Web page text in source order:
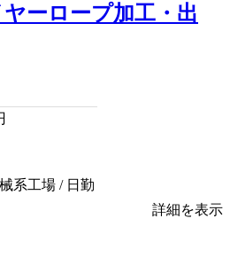
ーロープ加工・出
系工場 / 日勤
詳細を表示